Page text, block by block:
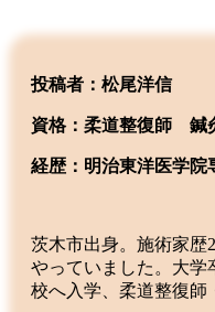
投稿者：松尾洋信
資格：柔道整復師 鍼
経歴：明治東洋医学
茨木市出身。施術家歴
やっていました。大学
校へ入学、柔道整復師